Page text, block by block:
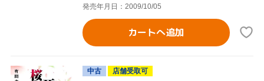
発売年月日：2009/10/05
カートへ追加
中古
店舗受取可